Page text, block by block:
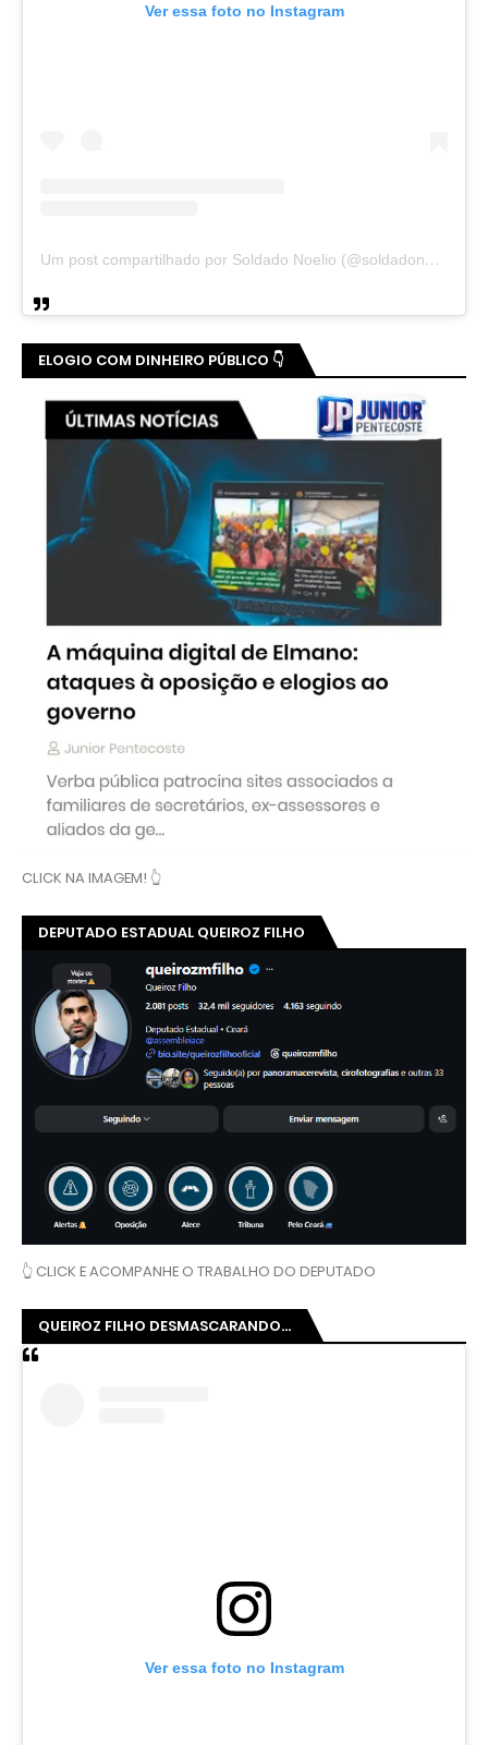
Ver essa foto no Instagram
Um post compartilhado por Soldado Noelio (@soldadonoelio)
ELOGIO COM DINHEIRO PÚBLICO 👇
CLICK NA IMAGEM! 👆
DEPUTADO ESTADUAL QUEIROZ FILHO
👆 CLICK E ACOMPANHE O TRABALHO DO DEPUTADO
QUEIROZ FILHO DESMASCARANDO...
Ver essa foto no Instagram